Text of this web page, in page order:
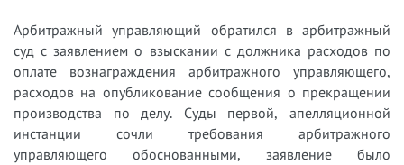
Арбитражный управляющий обратился в арбитражный
суд с заявлением о взыскании с должника расходов по
оплате вознаграждения арбитражного управляющего,
расходов на опубликование сообщения о прекращении
производства по делу. Суды первой, апелляционной
инстанции сочли требования арбитражного
управляющего обоснованными, заявление было